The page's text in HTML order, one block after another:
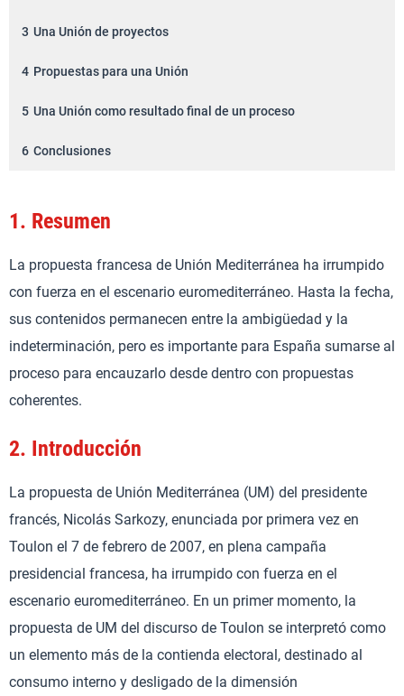
3 Una Unión de proyectos
4 Propuestas para una Unión
5 Una Unión como resultado final de un proceso
6 Conclusiones
1. Resumen
La propuesta francesa de Unión Mediterránea ha irrumpido
con fuerza en el escenario euromediterráneo. Hasta la fecha,
sus contenidos permanecen entre la ambigüedad y la
indeterminación, pero es importante para España sumarse al
proceso para encauzarlo desde dentro con propuestas
coherentes.
2. Introducción
La propuesta de Unión Mediterránea (UM) del presidente
francés, Nicolás Sarkozy, enunciada por primera vez en
Toulon el 7 de febrero de 2007, en plena campaña
presidencial francesa, ha irrumpido con fuerza en el
escenario euromediterráneo. En un primer momento, la
propuesta de UM del discurso de Toulon se interpretó como
un elemento más de la contienda electoral, destinado al
consumo interno y desligado de la dimensión